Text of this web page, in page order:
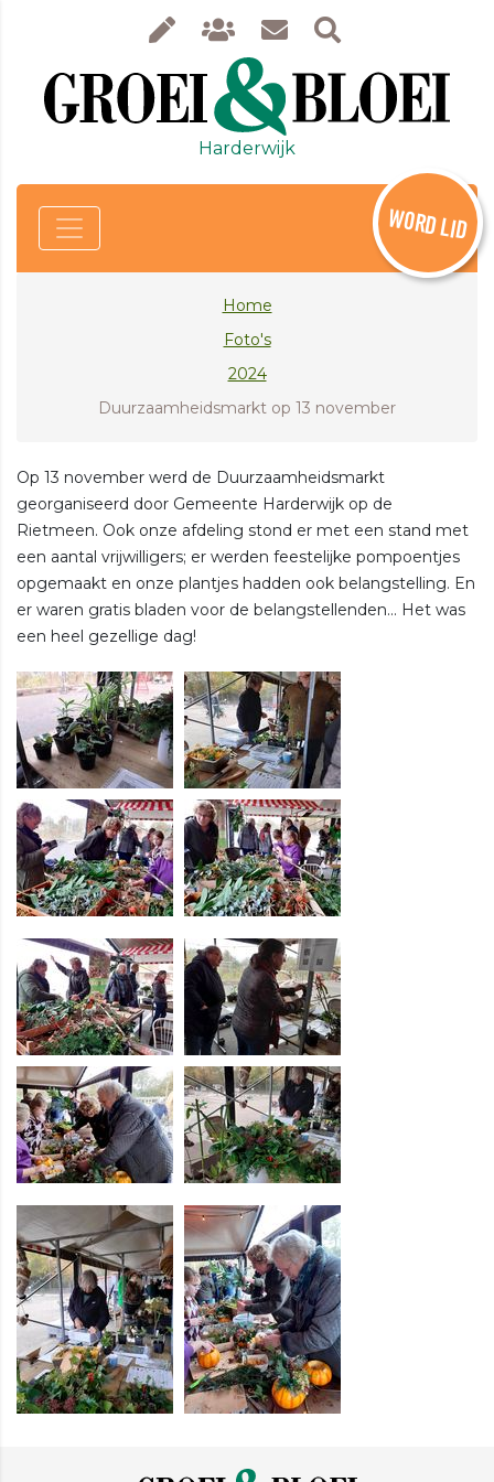
Harderwijk
WORD LID
Home
Foto's
2024
Duurzaamheidsmarkt op 13 november
Op 13 november werd de Duurzaamheidsmarkt
georganiseerd door Gemeente Harderwijk op de
Rietmeen. Ook onze afdeling stond er met een stand met
een aantal vrijwilligers; er werden feestelijke pompoentjes
opgemaakt en onze plantjes hadden ook belangstelling. En
er waren gratis bladen voor de belangstellenden... Het was
een heel gezellige dag!